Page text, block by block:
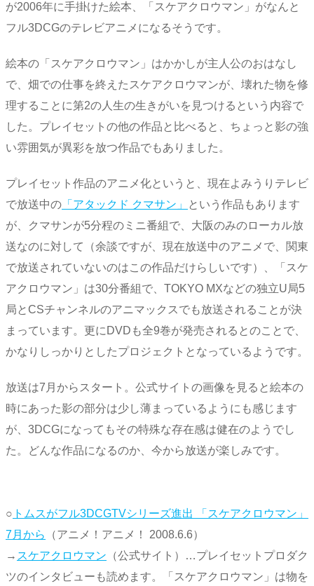
が2006年に手掛けた絵本、「スケアクロウマン」がなんと
フル3DCGのテレビアニメになるそうです。
絵本の「スケアクロウマン」はかかしが主人公のおはなし
で、畑での仕事を終えたスケアクロウマンが、壊れた物を修
理することに第2の人生の生きがいを見つけるという内容で
した。プレイセットの他の作品と比べると、ちょっと影の強
い雰囲気が異彩を放つ作品でもありました。
プレイセット作品のアニメ化というと、現在よみうりテレビ
で放送中の 「アタックド クマサン」
という作品もあります
が、クマサンが5分程のミニ番組で、大阪のみのローカル放
送なのに対して（余談ですが、現在放送中のアニメで、関東
で放送されていないのはこの作品だけらしいです）、「スケ
アクロウマン」は30分番組で、TOKYO MXなどの独立U局5
局とCSチャンネルのアニマックスでも放送されることが決
まっています。更にDVDも全9巻が発売されるとのことで、
かなりしっかりとしたプロジェクトとなっているようです。
放送は7月からスタート。公式サイトの画像を見ると絵本の
時にあった影の部分は少し薄まっているようにも感じます
が、3DCGになってもその特殊な存在感は健在のようでし
た。どんな作品になるのか、今から放送が楽しみです。
○ トムスがフル3DCGTVシリーズ進出 「スケアクロウマン」
7月から
（アニメ！アニメ！ 2008.6.6）
→ スケアクロウマン （公式サイト）…プレイセットプロダク
ツのインタビューも読めます。「スケアクロウマン」は物を